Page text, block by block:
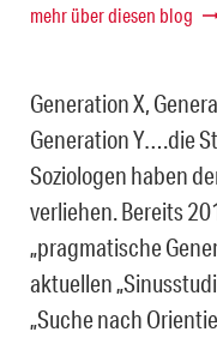
mehr über diesen blog
Generation X,
Generation Y….die
Soziologen haben
verliehen. Bereits
„pragmatische
aktuellen
„Suche nach